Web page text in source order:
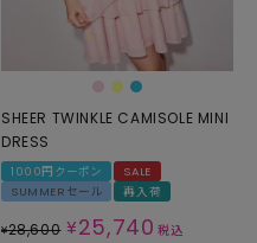
SHEER TWINKLE CAMISOLE MINI
DRESS
1000円クーポン
SALE
SUMMERセール
再入荷
¥28,600 ¥25,740 税込